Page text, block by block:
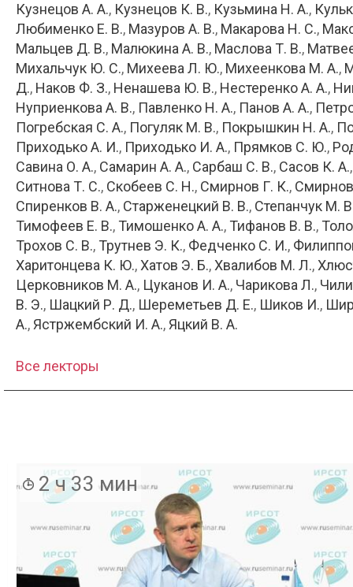
Кузнецов А. А. Кузнецов К. В. Кузьмина Н. А.
Любименко Е. В. Мазуров А. В. Макарова Н. С.
Мальцев Д. В. Малюкина А. В. Маслова Т. В.
Михальчук Ю. С. Михеева Л. Ю. Михеенкова М. А.
Д. Наков Ф. З. Ненашева Ю. В. Нестеренко А. А.
Нуприенкова А. В. Павленко Н. А. Панов А. А.
Погребская С. А. Погуляк М. В. Покрышкин Н. А.
Приходько А. И. Приходько И. А. Прямков С. Ю.
Савина О. А. Самарин А. А. Сарбаш С. В. Сасов К. А.
Ситнова Т. С. Скобеев С. Н. Смирнов Г. К.
Спиренков В. А. Старженецкий В. В. Степанчук М.
Тимофеев Е. В. Тимошенко А. А. Тифанов В. В.
Трохов С. В. Трутнев Э. К. Федченко С. И.
Харитонцева К. Ю. Хатов Э. Б. Хвалибов М. Л.
Церковников М. А. Цуканов И. А. Чарикова Л.
В. Э. Шацкий Р. Д. Шереметьев Д. Е. Шиков И.
А. Ястржембский И. А. Яцкий В. А.
Все лекторы
2 ч 33 мин